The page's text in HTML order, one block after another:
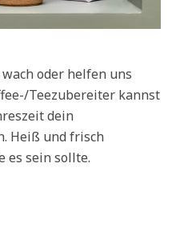
oder helfen uns
Teezubereiter kannst
dein
Heiß und frisch
es sein sollte.